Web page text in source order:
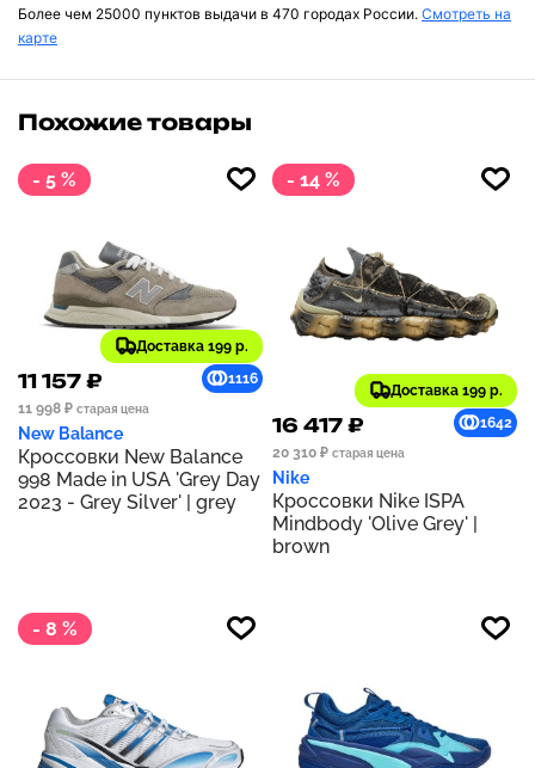
Более чем 25000 пунктов выдачи в 470 городах России. Смотреть на
карте
Похожие товары
- 5 %
Доставка 199 р.
11 157 ₽
1116
11 998 ₽ старая цена
New Balance
Кроссовки New Balance
998 Made in USA 'Grey Day
2023 - Grey Silver' | grey
- 14 %
Доставка 199 р.
16 417 ₽
1642
20 310 ₽ старая цена
Nike
Кроссовки Nike ISPA
Mindbody 'Olive Grey' |
brown
- 8 %